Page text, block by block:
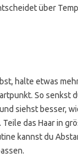
über
halte etwas
So senkst
siehst besser,
das Haar in
kannst du